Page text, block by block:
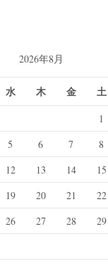
2026年8月
水 木 金 土
1
5 6 7 8
12 13 14 15
19 20 21 22
26 27 28 29